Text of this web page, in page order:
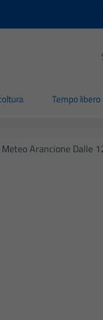
Tempo libero
Arancione Dalle